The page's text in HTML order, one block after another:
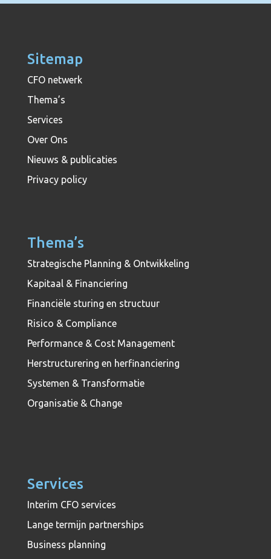
Sitemap
CFO netwerk
Thema’s
Services
Over Ons
Nieuws & publicaties
Privacy policy
Thema’s
Strategische Planning & Ontwikkeling
Kapitaal & Financiering
Financiële sturing en structuur
Risico & Compliance
Performance & Cost Management
Herstructurering en herfinanciering
Systemen & Transformatie
Organisatie & Change
Services
Interim CFO services
Lange termijn partnerships
Business planning